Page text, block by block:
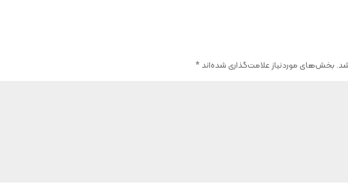
بخش‌های موردنیاز علامت‌گذاری شده‌اند*